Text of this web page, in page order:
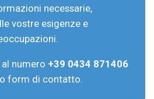
necessarie,
vostre esigenze e
numero +39 0434 871406
form di contatto.